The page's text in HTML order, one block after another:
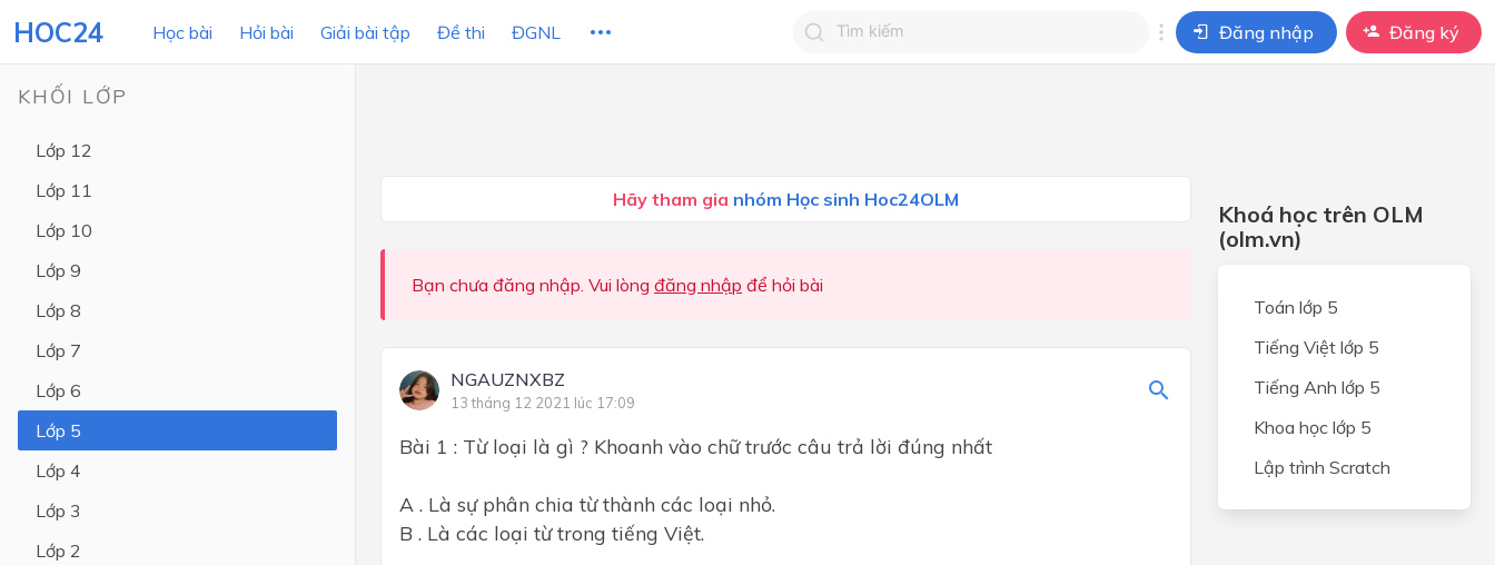
HOC24 Học bài Hỏi bài Giải bài tập Đề thi ĐGNL Đăng nhập Đăng ký
Lớp 7
Lớp 6
KHỐI LỚP
Lớp 12
Lớp 11
Lớp 10
Lớp 9
Lớp 8
Lớp 7
Lớp 6
Lớp 5
Lớp 4
Lớp 3
Lớp 2
Hãy tham gia nhóm Học sinh Hoc24OLM
Bạn chưa đăng nhập. Vui lòng đăng nhập để hỏi bài
NGAUZNXBZ
13 tháng 12 2021 lúc 17:09
Bài 1 : Từ loại là gì ? Khoanh vào chữ trước câu trả lời đúng nhất
A . Là sự phân chia từ thành các loại nhỏ.
B . Là các loại từ trong tiếng Việt.
Khoá học trên OLM
(olm.vn)
Toán lớp 5
Tiếng Việt lớp 5
Tiếng Anh lớp 5
Khoa học lớp 5
Lập trình Scratch